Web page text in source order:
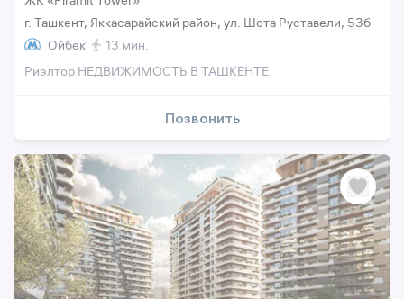
г. Ташкент, Яккасарайский район, ул. Шота Руставели, 53б
Ойбек
13 мин.
Риэлтор НЕДВИЖИМОСТЬ В ТАШКЕНТЕ
Позвонить